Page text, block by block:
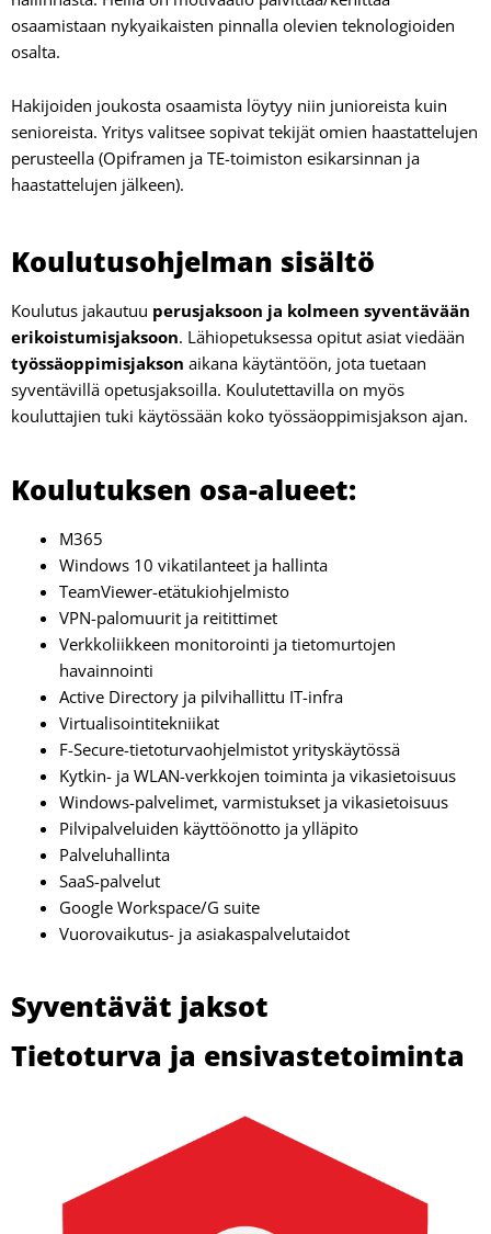
osaamistaan nykyaikaisten pinnalla olevien teknologioiden
osalta.
Hakijoiden joukosta osaamista löytyy niin junioreista kuin
senioreista. Yritys valitsee sopivat tekijät omien haastattelujen
perusteella (Opiframen ja TE-toimiston esikarsinnan ja
haastattelujen jälkeen).
Koulutusohjelman sisältö
Koulutus jakautuu perusjaksoon ja kolmeen syventävään
erikoistumisjaksoon. Lähiopetuksessa opitut asiat viedään
työssäoppimisjakson aikana käytäntöön, jota tuetaan
syventävillä opetusjaksoilla. Koulutettavilla on myös
kouluttajien tuki käytössään koko työssäoppimisjakson ajan.
Koulutuksen osa-alueet:
M365
Windows 10 vikatilanteet ja hallinta
TeamViewer-etätukiohjelmisto
VPN-palomuurit ja reitittimet
Verkkoliikkeen monitorointi ja tietomurtojen
havainnointi
Active Directory ja pilvihallittu IT-infra
Virtualisointitekniikat
F-Secure-tietoturvaohjelmistot yrityskäytössä
Kytkin- ja WLAN-verkkojen toiminta ja vikasietoisuus
Windows-palvelimet, varmistukset ja vikasietoisuus
Pilvipalveluiden käyttöönotto ja ylläpito
Palveluhallinta
SaaS-palvelut
Google Workspace/G suite
Vuorovaikutus- ja asiakaspalvelutaidot
Syventävät jaksot
Tietoturva ja ensivastetoiminta